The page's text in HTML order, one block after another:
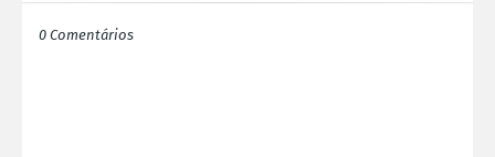
0 Comentários